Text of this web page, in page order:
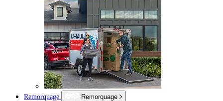
Remorquage
Remorquage